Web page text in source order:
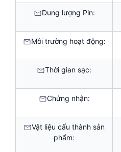
Dung lượng Pin:
Môi trường hoạt động:
Thời gian sạc:
Chứng nhận:
Vật liệu cấu thành sản
phẩm: